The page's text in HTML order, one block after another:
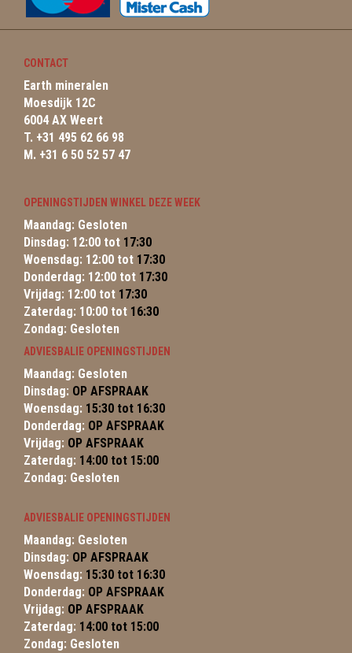
CONTACT
Earth mineralen
Moesdijk 12C
6004 AX Weert
T. +31 495 62 66 98
M. +31 6 50 52 57 47
OPENINGSTIJDEN WINKEL DEZE WEEK
Maandag: Gesloten
Dinsdag: 12:00 tot 17:30
Woensdag: 12:00 tot 17:30
Donderdag: 12:00 tot 17:30
Vrijdag: 12:00 tot 17:30
Zaterdag: 10:00 tot 16:30
Zondag: Gesloten
ADVIESBALIE OPENINGSTIJDEN
Maandag: Gesloten
Dinsdag: OP AFSPRAAK
Woensdag: 15:30 tot 16:30
Donderdag: OP AFSPRAAK
Vrijdag: OP AFSPRAAK
Zaterdag: 14:00 tot 15:00
Zondag: Gesloten
ADVIESBALIE OPENINGSTIJDEN
Maandag: Gesloten
Dinsdag: OP AFSPRAAK
Woensdag: 15:30 tot 16:30
Donderdag: OP AFSPRAAK
Vrijdag: OP AFSPRAAK
Zaterdag: 14:00 tot 15:00
Zondag: Gesloten